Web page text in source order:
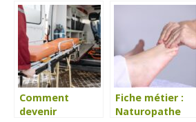
prétendre ?
Comment
devenir
Fiche métier :
Naturopathe